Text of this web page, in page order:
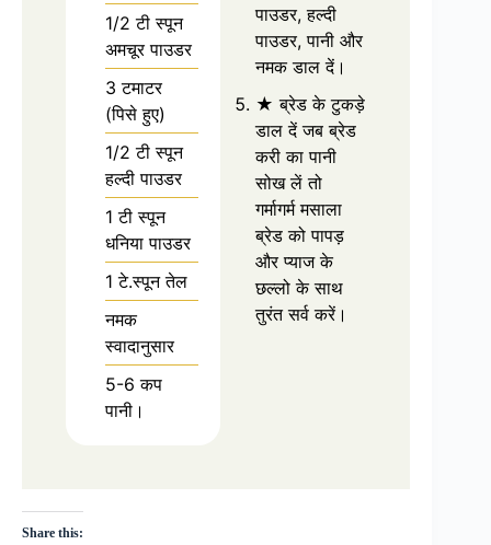
1/2 टी स्पून
अमचूर पाउडर
3 टमाटर
(पिसे हुए)
1/2 टी स्पून
हल्दी पाउडर
1 टी स्पून
धनिया पाउडर
1 टे.स्पून तेल
नमक
स्वादानुसार
5-6 कप
पानी।
पाउडर, हल्दी
पाउडर, पानी और
नमक डाल दें।
★ ब्रेड के टुकड़े
डाल दें जब ब्रेड
करी का पानी
सोख लें तो
गर्मागर्म मसाला
ब्रेड को पापड़
और प्याज के
छल्लो के साथ
तुरंत सर्व करें।
Share this: